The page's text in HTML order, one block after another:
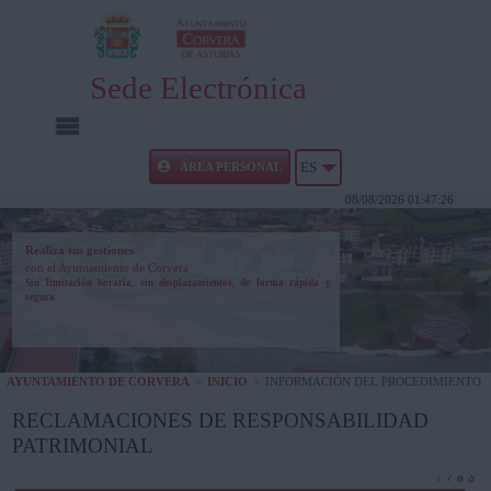
Sede Electrónica
INICIO
CARPETA CIUDADANA
AYUDA
ÁREA PERSONAL ES
08/08/2026 01:47:26
Realiza tus gestiones
con el Ayuntamiento de Corvera
Sin limitación horaria, sin desplazamientos, de forma rápida y
segura.
AYUNTAMIENTO DE CORVERA INICIO INFORMACIÓN DEL PROCEDIMIENTO
RECLAMACIONES DE RESPONSABILIDAD
PATRIMONIAL